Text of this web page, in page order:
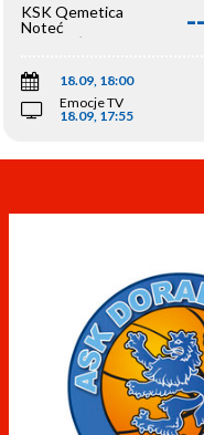
KSK Qemetica
Noteć
Inowrocław
--
18.09, 18:00
Emocje TV
18.09, 17:55